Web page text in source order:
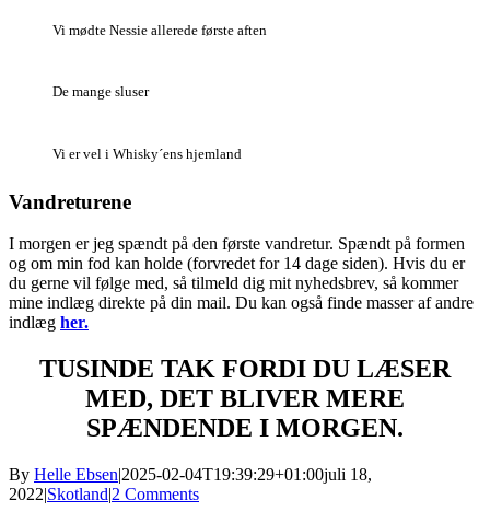
Vi mødte Nessie allerede første aften
De mange sluser
Vi er vel i Whisky´ens hjemland
Vandreturene
I morgen er jeg spændt på den første vandretur. Spændt på formen
og om min fod kan holde (forvredet for 14 dage siden). Hvis du er
du gerne vil følge med, så tilmeld dig mit nyhedsbrev, så kommer
mine indlæg direkte på din mail. Du kan også finde masser af andre
indlæg her.
TUSINDE TAK FORDI DU LÆSER
MED, DET BLIVER MERE
SPÆNDENDE I MORGEN.
By Helle Ebsen|2025-02-04T19:39:29+01:00juli 18,
2022|Skotland|2 Comments